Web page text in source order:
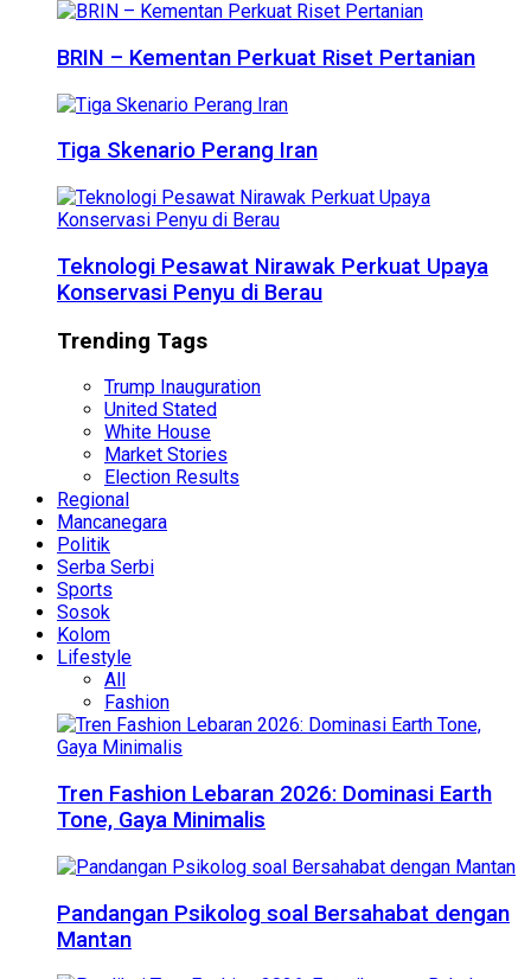
BRIN – Kementan Perkuat Riset Pertanian
Tiga Skenario Perang Iran
Teknologi Pesawat Nirawak Perkuat Upaya
Konservasi Penyu di Berau
Trending Tags
Trump Inauguration
United Stated
White House
Market Stories
Election Results
Regional
Mancanegara
Politik
Serba Serbi
Sports
Sosok
Kolom
Lifestyle
All
Fashion
Tren Fashion Lebaran 2026: Dominasi Earth
Tone, Gaya Minimalis
Pandangan Psikolog soal Bersahabat dengan
Mantan